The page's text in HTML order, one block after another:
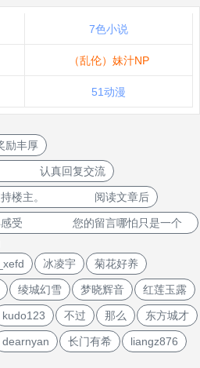
7色小说
（乱伦）妹汁NP
51动漫
励丰厚
！ 认真回复交流
支持楼主。 阅读文章后
得感受 您的留言哪怕只是一个
冰凌宇 菊花好养
绫城幻雪 梦晓辉音 红莲玉露
kudo123 不过 那么 东方城才
dearnyan 长门有希 liangz876